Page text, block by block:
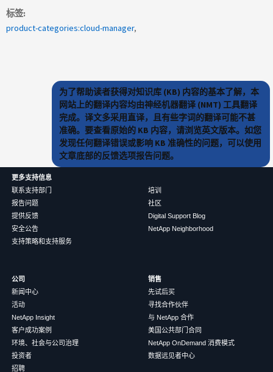
标签
product-categories:cloud-manager
为了帮助读者获得对知识库 (KB) 内容的基本了解，本
网站上的翻译内容均由神经机器翻译 (NMT) 工具翻译
完成。译文多采用直译，且有些字词的翻译可能不甚
准确。要查看原始的 KB 内容，请浏览英文版本。如您
发现任何翻译错误或影响 KB 准确性的问题，可以使用
文章底部的反馈选项报告问题。
更多支持信息
联系支持部门
报告问题
提供反馈
安全公告
支持策略和支持服务
培训
社区
Digital Support Blog
NetApp Neighborhood
公司
新闻中心
活动
NetApp Insight
客户成功案例
环境、社会与公司治理
投资者
招聘
销售
先试后买
寻找合作伙伴
与 NetApp 合作
美国公共部门合同
NetApp OnDemand 消费模式
数据远见者中心